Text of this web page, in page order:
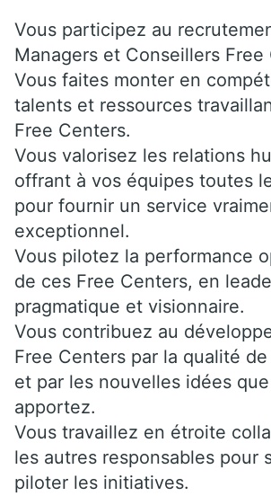
Vous participez au
Managers et Conseillers Free
Vous faites monter en
talents et ressources
Free Centers.
Vous valorisez les relations
offrant à vos équipes toutes
pour fournir un service
exceptionnel.
Vous pilotez la performance
de ces Free Centers, en
pragmatique et visionnaire.
Vous contribuez au
Free Centers par la qualité
et par les nouvelles idées
apportez.
Vous travaillez en étroite
les autres responsables pour
piloter les initiatives.